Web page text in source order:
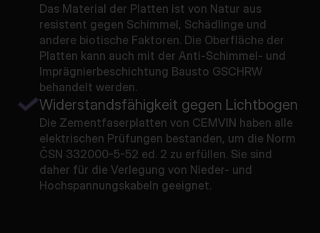
Das Material der Platten ist von Natur aus
resistent gegen Schimmel, Schädlinge und
andere biotische Faktoren. Die Oberfläche der
Platten kann auch mit der Anti-Schimmel- und
Imprägnierbeschichtung Bausto GSCHRW
behandelt werden.
Widerstandsfähigkeit gegen Lichtbogen
Die Zementfaserplatten von CEMVIN haben alle
elektrischen Prüfungen bestanden, um die Norm
ČSN 332000-5-52 ed. 2 zu erfüllen. Sie sind
daher für die Verlegung von Nieder- und
Hochspannungskabeln geeignet.